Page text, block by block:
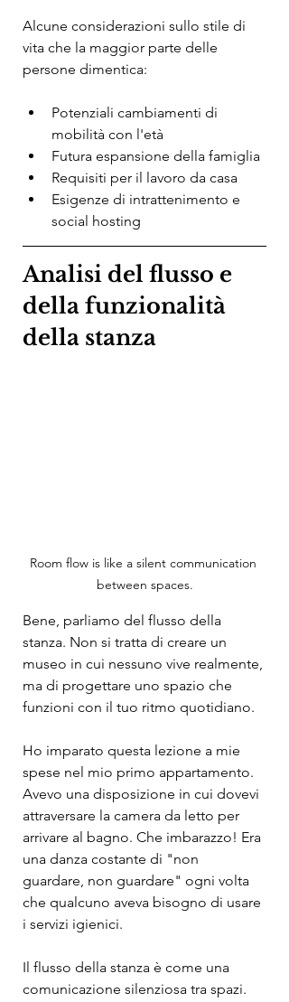
Alcune considerazioni sullo stile di
vita che la maggior parte delle
persone dimentica:
Potenziali cambiamenti di
mobilità con l'età
Futura espansione della famiglia
Requisiti per il lavoro da casa
Esigenze di intrattenimento e
social hosting
Analisi del flusso e
della funzionalità
della stanza
Room flow is like a silent communication
between spaces.
Bene, parliamo del flusso della
stanza. Non si tratta di creare un
museo in cui nessuno vive realmente,
ma di progettare uno spazio che
funzioni con il tuo ritmo quotidiano.
Ho imparato questa lezione a mie
spese nel mio primo appartamento.
Avevo una disposizione in cui dovevi
attraversare la camera da letto per
arrivare al bagno. Che imbarazzo! Era
una danza costante di "non
guardare, non guardare" ogni volta
che qualcuno aveva bisogno di usare
i servizi igienici.
Il flusso della stanza è come una
comunicazione silenziosa tra spazi.